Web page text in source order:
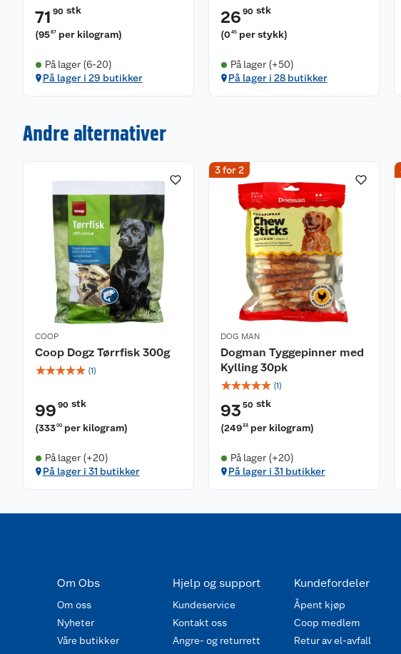
71 90 stk
(9587 per kilogram)
På lager (6-20)
På lager i 29 butikker
26 90 stk
(045 per stykk)
På lager (+50)
På lager i 28 butikker
Andre alternativer
COOP
Coop Dogz Tørrfisk 300g
☆☆☆☆☆ (1)
99 90 stk
(33300 per kilogram)
På lager (+20)
På lager i 31 butikker
3 for 2
DOG MAN
Dogman Tyggepinner med
Kylling 30pk
☆☆☆☆☆ (1)
93 50 stk
(24933 per kilogram)
På lager (+20)
På lager i 31 butikker
Om Obs
Om oss
Nyheter
Våre butikker
Hjelp og support
Kundeservice
Kontakt oss
Angre- og returrett
Kundefordeler
Åpent kjøp
Coop medlem
Retur av el-avfall